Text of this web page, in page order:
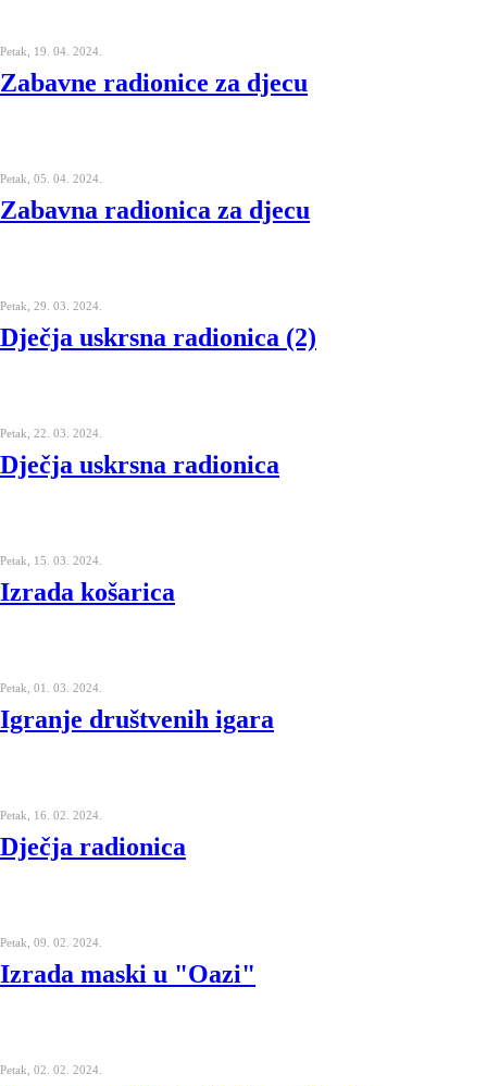
Petak, 19. 04. 2024.
Zabavne radionice za djecu
Petak, 05. 04. 2024.
Zabavna radionica za djecu
Petak, 29. 03. 2024.
Dječja uskrsna radionica (2)
Petak, 22. 03. 2024.
Dječja uskrsna radionica
Petak, 15. 03. 2024.
Izrada košarica
Petak, 01. 03. 2024.
Igranje društvenih igara
Petak, 16. 02. 2024.
Dječja radionica
Petak, 09. 02. 2024.
Izrada maski u "Oazi"
Petak, 02. 02. 2024.